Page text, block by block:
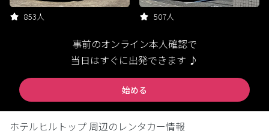
853人 507人
事前のオンライン本人確認で
当日はすぐに出発できます ♪
始める
ホテルヒルトップ 周辺のレンタカー情報